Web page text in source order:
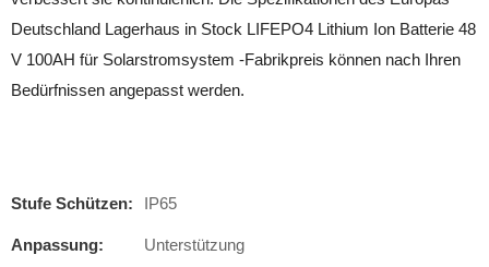
Deutschland Lagerhaus in Stock LIFEPO4 Lithium Ion Batterie 48
V 100AH ​​für Solarstromsystem -Fabrikpreis können nach Ihren
Bedürfnissen angepasst werden.
Stufe Schützen: IP65
Anpassung: Unterstützung